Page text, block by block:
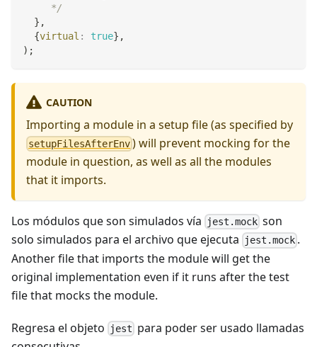
     */
} ,
{virtual : true} ,
) ;
CAUTION
Importing a module in a setup file (as specified by
setupFilesAfterEnv ) will prevent mocking for the
module in question, as well as all the modules
that it imports.
Los módulos que son simulados vía jest.mock son
solo simulados para el archivo que ejecuta
jest.mock .
Another file that imports the module will get the
original implementation even if it runs after the test
file that mocks the module.
Regresa el objeto jest para poder ser usado llamadas